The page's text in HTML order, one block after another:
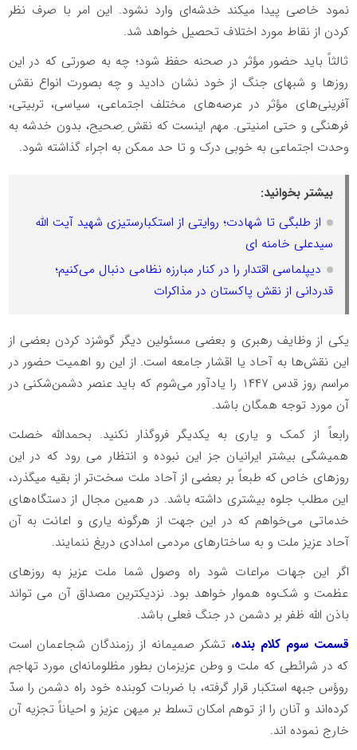
نمود خاصی پیدا میکند خدشه‌ای وارد نشود. این امر با صرف نظر
کردن از نقاط مورد اختلاف تحصیل خواهد شد.
ثالثاً باید حضور مؤثر در صحنه حفظ شود؛ چه به صورتی که در این
روزها و شبهای جنگ از خود نشان دادید و چه بصورت انواع نقش
آفرینی‌های مؤثر در عرصه‌های مختلف اجتماعی، سیاسی، تربیتی،
فرهنگی و حتی امنیتی. مهم اینست که نقش ِصحیح، بدون خدشه به
وحدت اجتماعی به خوبی درک و تا حد ممکن به اجراء گذاشته شود.
بیشتر بخوانید:
از طلبگی تا شهادت؛ روایتی از استکبارستیزی شهید آیت الله
سیدعلی خامنه ای
دیپلماسی اقتدار را در کنار مبارزه نظامی دنبال می‌کنیم؛
قدردانی از نقش پاکستان در مذاکرات
یکی از وظایف رهبری و بعضی مسئولین دیگر گوشزد کردن بعضی از
این نقش‌ها به آحاد یا اقشار جامعه است. از این رو اهمیت حضور در
مراسم روز قدس ۱۴۴۷ را یادآور می‌شوم که باید عنصر دشمن‌شکنی در
آن مورد توجه همگان باشد.
رابعاً از کمک و یاری به یکدیگر فروگذار نکنید. بحمدالله خصلت
همیشگی بیشتر ایرانیان جز این نبوده و انتظار می رود که در این
روزهای خاص که طبعاً بر بعضی از آحاد ملت سخت‌تر از بقیه میگذرد،
این مطلب جلوه بیشتری داشته باشد. در همین مجال از دستگاه‌های
خدماتی می‌خواهم که در این جهت از هرگونه یاری و اعانت به آن
آحاد عزیز ملت و به ساختارهای مردمی امدادی دریغ ننمایند.
اگر این جهات مراعات شود راه وصول شما ملت عزیز به روزهای
عظمت و شکوه هموار خواهد بود. نزدیکترین مصداق آن می تواند
باذن الله ظفر بر دشمن در جنگ فعلی باشد.
قسمت سوم کلام بنده، تشکر صمیمانه از رزمندگان شجاعمان است
که در شرائطی که ملت و وطن عزیزمان بطور مظلومانه‌ای مورد تهاجم
روؤس جبهه استکبار قرار گرفته، با ضربات کوبنده خود راه دشمن را سدّ
کرده‌اند و آنان را از توهم امکان تسلط بر میهن عزیز و احیاناً تجزیه آن
خارج نموده اند.